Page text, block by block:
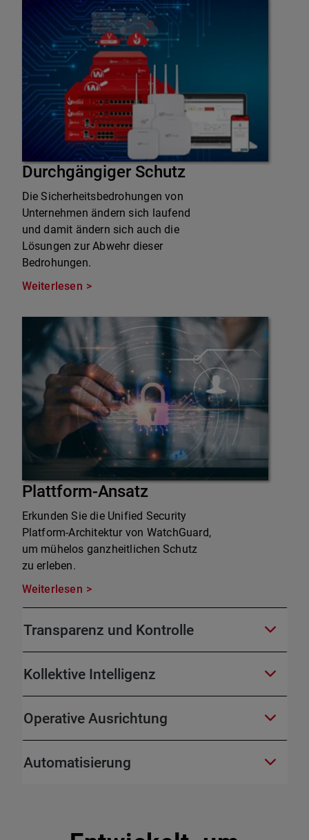
Durchgängiger Schutz
Die Sicherheitsbedrohungen von
Unternehmen ändern sich laufend
und damit ändern sich auch die
Lösungen zur Abwehr dieser
Bedrohungen.
Weiterlesen
Plattform-Ansatz
Erkunden Sie die Unified Security
Platform-Architektur von WatchGuard,
um mühelos ganzheitlichen Schutz
zu erleben.
Weiterlesen
Transparenz und Kontrolle
Kollektive Intelligenz
Operative Ausrichtung
Automatisierung